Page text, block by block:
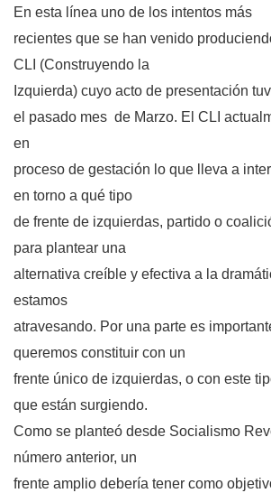
En esta línea uno de los intentos más
recientes que se han venido
CLI (Construyendo la
Izquierda) cuyo acto de presentación
el pasado mes de Marzo. El CLI
en
proceso de gestación lo que lleva a
en torno a qué tipo
de frente de izquierdas, partido o
para plantear una
alternativa creíble y efectiva a la
estamos
atravesando. Por una parte es
queremos constituir con un
frente único de izquierdas, o con este
que están surgiendo.
Como se planteó desde Socialismo
número anterior, un
frente amplio debería tener como